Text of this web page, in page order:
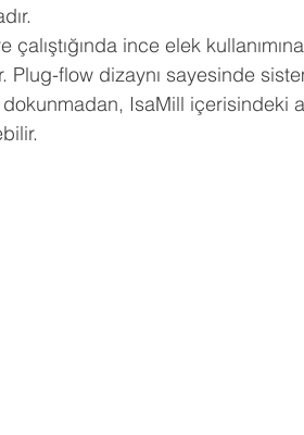
çalıştığında ince elek
Plug-flow dizaynı sayesinde
IsaMill içerisindeki